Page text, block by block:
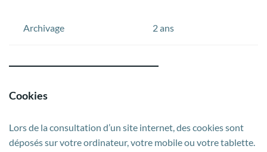
Archivage 2 ans
Cookies
Lors de la consultation d’un site internet, des cookies sont
déposés sur votre ordinateur, votre mobile ou votre tablette.